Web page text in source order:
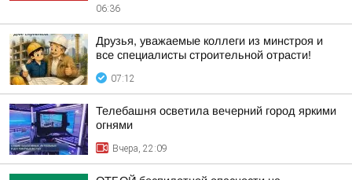
06:36
Друзья, уважаемые коллеги из минстроя и
все специалисты строительной отрасти!
07:12
Телебашня осветила вечерний город яркими
огнями
Вчера, 22:09